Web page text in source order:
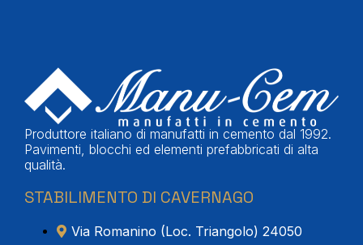
Produttore italiano di manufatti in cemento dal 1992.
Pavimenti, blocchi ed elementi prefabbricati di alta
qualità.
STABILIMENTO DI CAVERNAGO
Via Romanino (Loc. Triangolo) 24050